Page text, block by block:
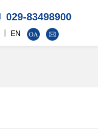
029-83498900
| EN